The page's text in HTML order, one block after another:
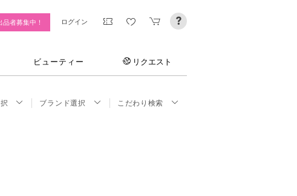
品者募集中！ ログイン
ビューティー リクエスト
ブランド選択 こだわり検索